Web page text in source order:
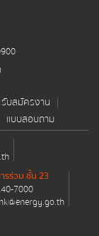
ต
ายใน
รมและ
ารทุจริต
รับสมัครงาน
แบบสอบถาม
รร่วม ชั้น 23
7000